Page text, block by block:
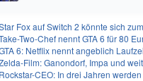
Fox auf Switch 2 könnte sich
Two-Chef nennt GTA 6 für 80
6: Netflix nennt angeblich
Film: Ganondorf, Impa und
Rockstar-CEO: In drei Jahren